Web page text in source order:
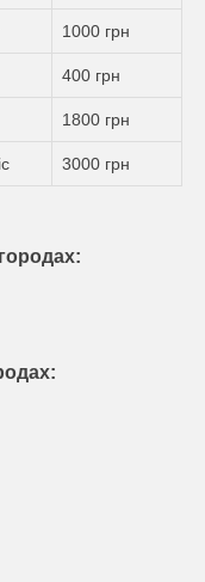
1000 грн
400 грн
1800 грн
3000 грн